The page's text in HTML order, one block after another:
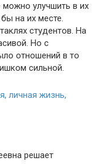
можно улучшить в их
на их месте.
студентов. На
Но с
отношений в то
сильной.
личная жизнь,
решает